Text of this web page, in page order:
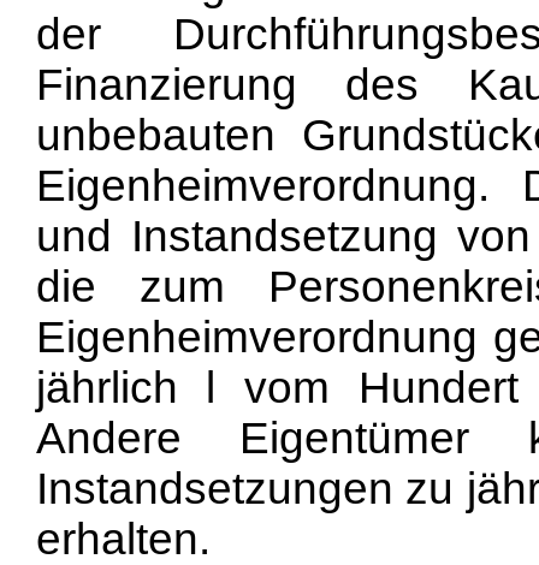
der
Finanzierung des
unbebauten
Eigenheimverordnung.
und Instandsetzung
die zum
Eigenheimverordnung
jährlich l vom
Andere
Instandsetzungen zu
erhalten.